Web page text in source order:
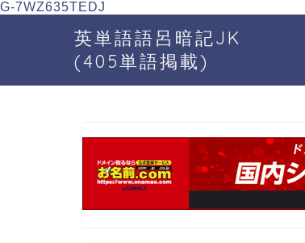
G-7WZ635TEDJ
英単語語呂暗記JK
(405単語掲載)